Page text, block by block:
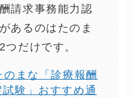
請求事務能力認
あるのはたのま
だけです。
まな「診療報酬
験」おすすめ通